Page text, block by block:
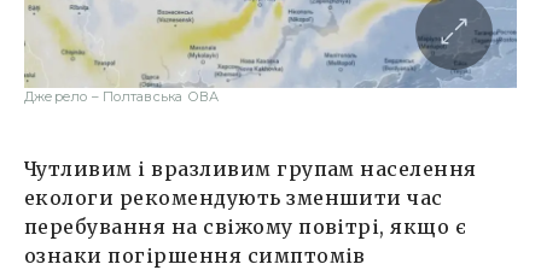
Джерело – Полтавська ОВА
Чутливим і вразливим групам населення
екологи рекомендують зменшити час
перебування на свіжому повітрі, якщо є
ознаки погіршення симптомів